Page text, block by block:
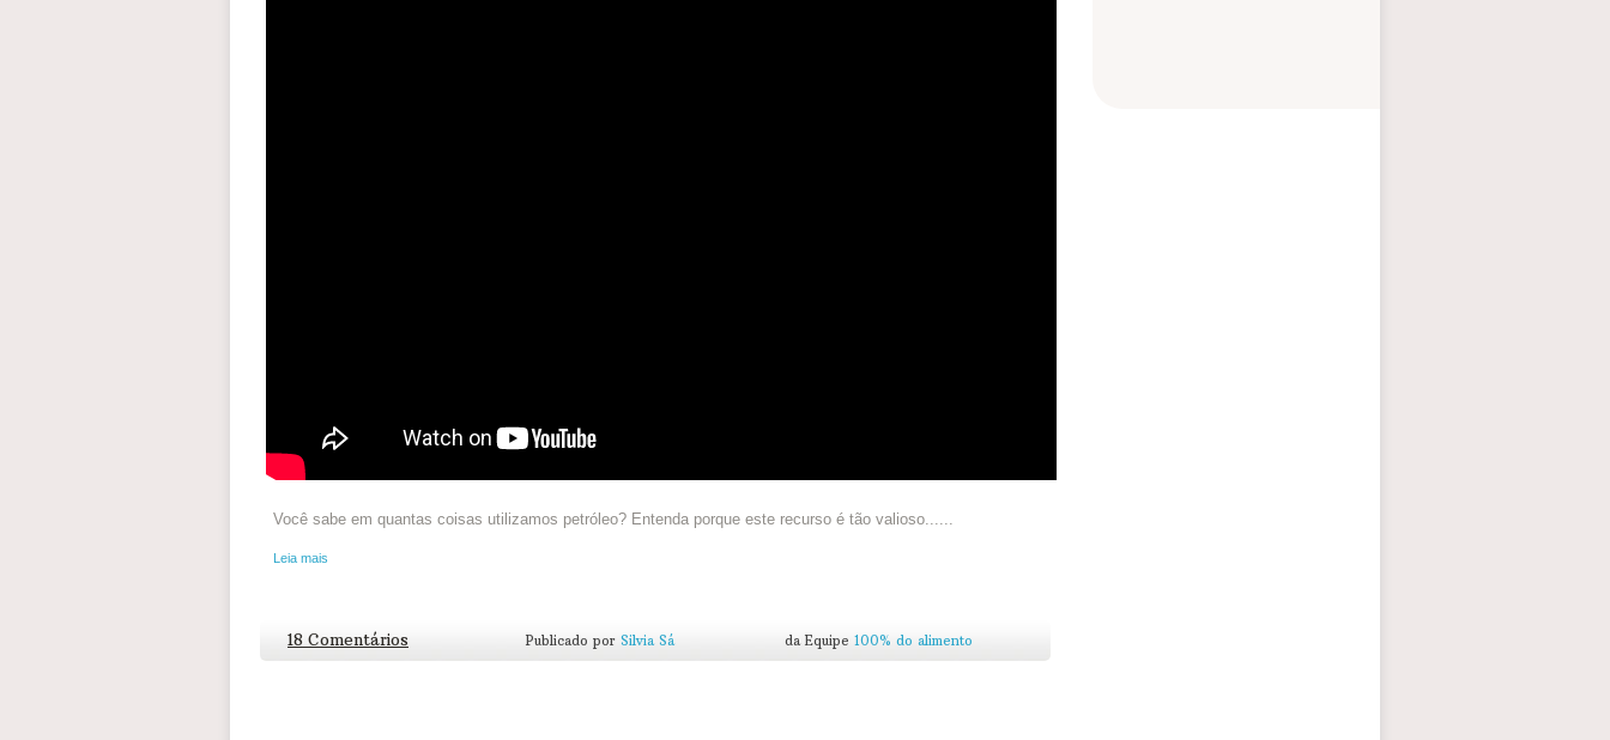
Você sabe em quantas coisas utilizamos petróleo? Entenda porque este recurso é tão valioso......
Leia mais
18 Comentários Publicado por Silvia Sá da Equipe 100% do alimento